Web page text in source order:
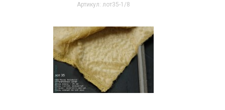
Артикул: лот35-1/8